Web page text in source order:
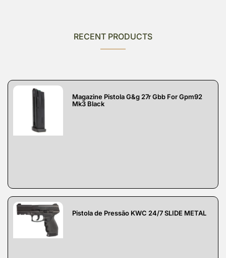
RECENT PRODUCTS
Magazine Pistola G&g 27r Gbb For Gpm92
Mk3 Black
Pistola de Pressão KWC 24/7 SLIDE METAL